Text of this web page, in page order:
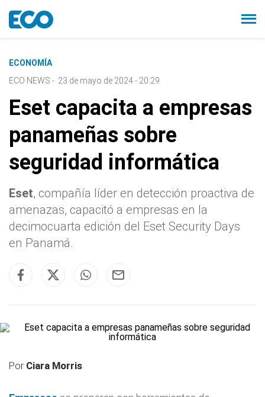
ECONOMÍA
ECO NEWS - 23 de mayo de 2024 - 20:29
Eset capacita a empresas
panameñas sobre
seguridad informática
Eset, compañía líder en detección proactiva de
amenazas, capacitó a empresas en la
decimocuarta edición del Eset Security Days
en Panamá.
Por Ciara Morris